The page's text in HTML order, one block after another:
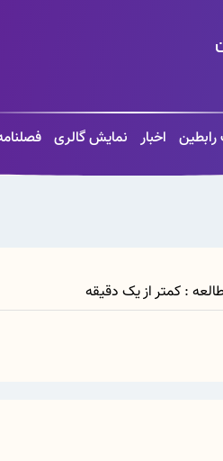
اخبار نمایش گالری
: کمتر از یک دقیقه